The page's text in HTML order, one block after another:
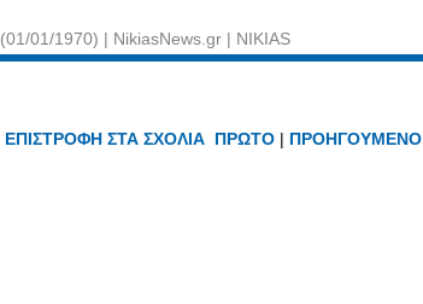
(01/01/1970) | NikiasNews.gr | NIKIAS
ΕΠΙΣΤΡΟΦΗ ΣΤΑ ΣΧΟΛΙΑ ΠΡΩΤΟ | ΠΡΟΗΓΟΥΜΕΝΟ